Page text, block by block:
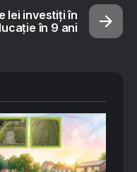
lei investiți în
în 9 ani